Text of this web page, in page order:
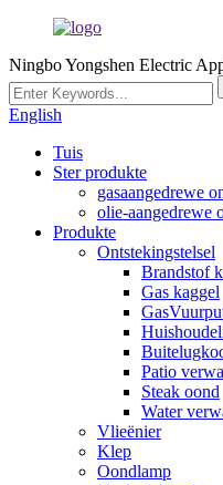
Ningbo Yongshen Electric
English
Tuis
Ster produkte
gasaangedrewe
olie-aangedrewe
Produkte
Ontstekingstelsel
Brandstof
Gas kaggel
Patio
Steak oond
Water
Vlieënier
Klep
Oondlamp